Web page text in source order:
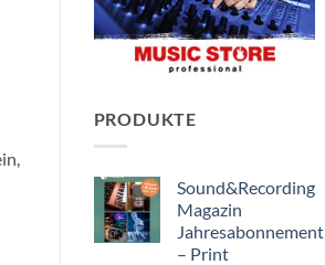
PRODUKTE
Sound&Recording
Magazin
Jahresabonnement
– Print